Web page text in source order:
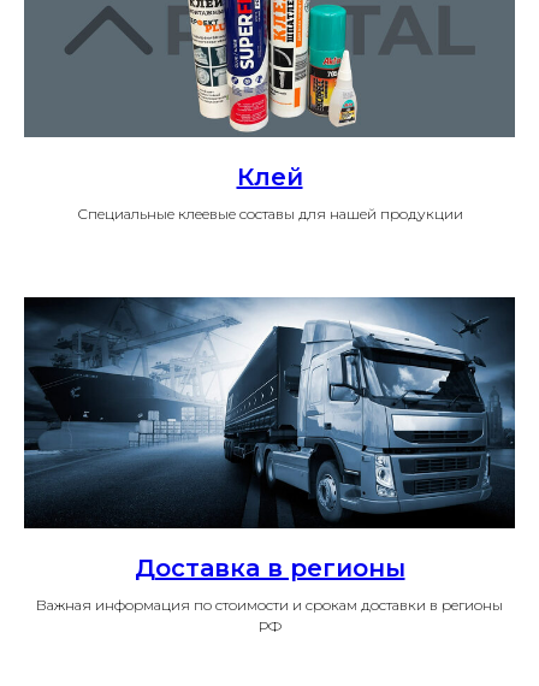
Клей
Специальные клеевые составы для нашей продукции
Доставка в регионы
Важная информация по стоимости и срокам доставки в регионы
РФ